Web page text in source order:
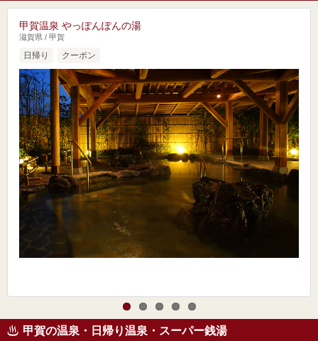
甲賀温泉 やっぽんぽんの湯
滋賀県 / 甲賀
日帰り クーポン
甲賀の温泉・日帰り温泉・スーパー銭湯